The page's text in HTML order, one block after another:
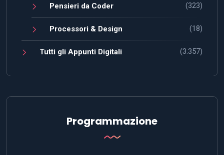
Pensieri da Coder (323)
Processori & Design (18)
Tutti gli Appunti Digitali (3.357)
Programmazione